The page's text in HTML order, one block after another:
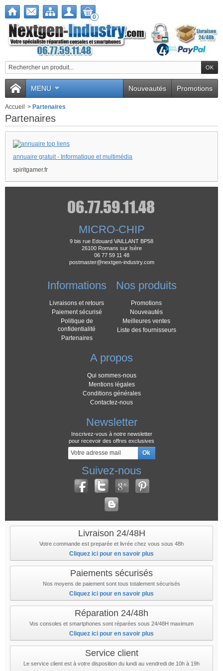
0
MENU Promotions
Nouveautés
Accueil > Partenaires
Partenaires
annuaire gratuit - Informatique et multimédia
spiritgamer.fr
MICRO-CHIP
9 bis rue Edouard VAILLANT BP58
26100 Romans sur Isère
06 77 59 11 48
postmaster@nextgen-industry.com
Informations
Livraisons et retours
Paiement sécurisé
Politique de
confidentialité
Partenaires
Nos produits
Promotions
Nouveautés
Meilleures ventes
Liste des fournisseurs
A propos
Qui sommes-nous
Mentions légales
Conditions générales
Contactez-nous
Newsletter
Inscrivez-vous à notre newsletter
pour recevoir des offres exclusives
Suivez-nous
Livraison 24/48H
Votre commande est preparée et livrée chez vous sous 48h
Cliquez ici pour en savoir plus
Paiements sécurisés
Nos moyens de paiement sont tous totalement sécurisés
Cliquez ici pour en savoir plus
Réparation 24/48h
Vos consoles et smartphones sont réparées sous 24/48H maximum
Cliquez ici pour en savoir plus
Service client
Le service client est à votre disposition du lundi au vendredi de 10h à 19h